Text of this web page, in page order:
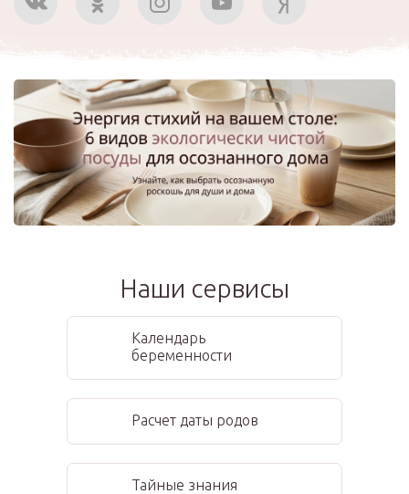
Наши сервисы
Календарь
беременности
Расчет даты родов
Тайные знания